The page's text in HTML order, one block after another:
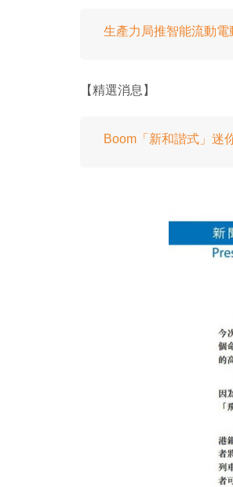
生產力局推智能流動
【精選消息】
Boom「新和諧式」迷